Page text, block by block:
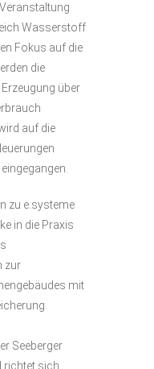
Wasserstoff
Fokus auf die
die
über
auf die
zu e.systeme
in die Praxis
zur
mit
Seeberger
richtet sich